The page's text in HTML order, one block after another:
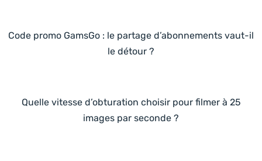
Code promo GamsGo : le partage d’abonnements vaut-il
le détour ?
Quelle vitesse d’obturation choisir pour filmer à 25
images par seconde ?